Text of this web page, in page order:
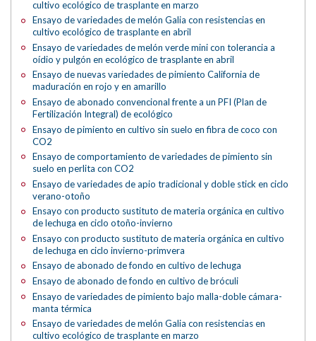
cultivo ecológico de trasplante en marzo
Ensayo de variedades de melón Galia con resistencias en
cultivo ecológico de trasplante en abril
Ensayo de variedades de melón verde mini con tolerancia a
oídio y pulgón en ecológico de trasplante en abril
Ensayo de nuevas variedades de pimiento California de
maduración en rojo y en amarillo
Ensayo de abonado convencional frente a un PFI (Plan de
Fertilización Integral) de ecológico
Ensayo de pimiento en cultivo sin suelo en fibra de coco con
CO2
Ensayo de comportamiento de variedades de pimiento sin
suelo en perlita con CO2
Ensayo de variedades de apio tradicional y doble stick en ciclo
verano-otoño
Ensayo con producto sustituto de materia orgánica en cultivo
de lechuga en ciclo otoño-invierno
Ensayo con producto sustituto de materia orgánica en cultivo
de lechuga en ciclo invierno-primvera
Ensayo de abonado de fondo en cultivo de lechuga
Ensayo de abonado de fondo en cultivo de bróculi
Ensayo de variedades de pimiento bajo malla-doble cámara-
manta térmica
Ensayo de variedades de melón Galia con resistencias en
cultivo ecológico de trasplante en marzo